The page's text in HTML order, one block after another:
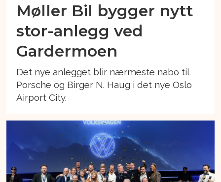
Møller Bil bygger nytt
stor-anlegg ved
Gardermoen
Det nye anlegget blir nærmeste nabo til
Porsche og Birger N. Haug i det nye Oslo
Airport City.